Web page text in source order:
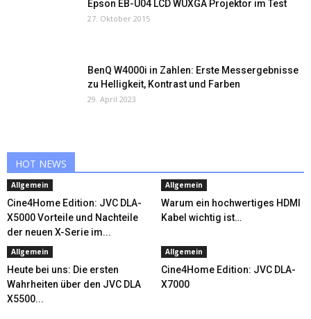
Epson EB-U04 LCD WUXGA Projektor im Test
27. Oktober 2015
BenQ W4000i in Zahlen: Erste Messergebnisse
zu Helligkeit, Kontrast und Farben
29. April 2023
HOT NEWS
Allgemein
Cine4Home Edition: JVC DLA-
X5000 Vorteile und Nachteile
der neuen X-Serie im...
Allgemein
Warum ein hochwertiges HDMI
Kabel wichtig ist…
Allgemein
Heute bei uns: Die ersten
Wahrheiten über den JVC DLA
X5500...
Allgemein
Cine4Home Edition: JVC DLA-
X7000